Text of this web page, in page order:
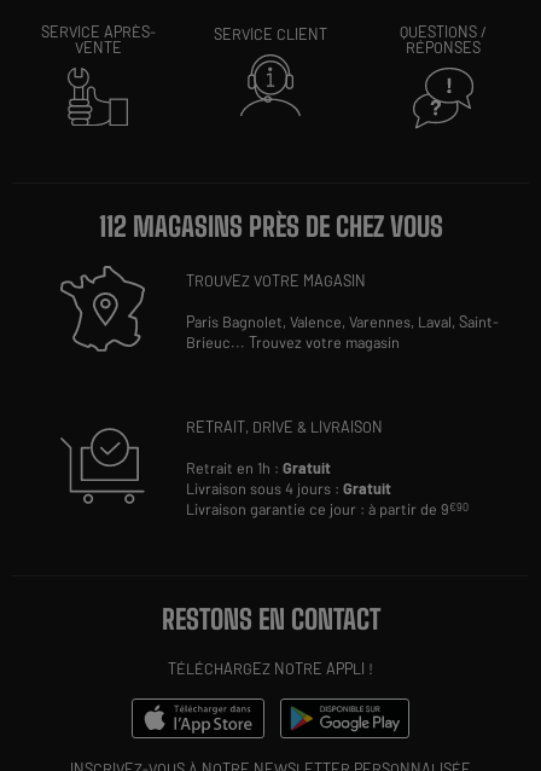
SERVICE APRÈS-
VENTE
SERVICE CLIENT
QUESTIONS /
RÉPONSES
112 MAGASINS PRÈS DE CHEZ VOUS
TROUVEZ VOTRE MAGASIN
Paris Bagnolet,Valence,Varennes, Laval,Saint-
Brieuc...Trouvez votre magasin
RETRAIT, DRIVE & LIVRAISON
Retrait en 1h :Gratuit
Livraison sous 4 jours :Gratuit
Livraison garantie ce jour : à partir de 9€90
RESTONS EN CONTACT
TÉLÉCHARGEZ NOTRE APPLI !